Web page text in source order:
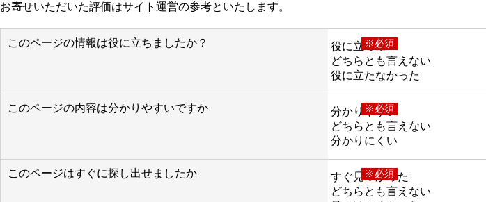
お寄せいただいた評価はサイト運営の参考といたします。
このページの情報は役に立ちましたか？ ※必須
役に立った
どちらとも言えない
役に立たなかった
このページの内容は分かりやすいですか ※必須
分かりやすい
どちらとも言えない
分かりにくい
このページはすぐに探し出せましたか ※必須
すぐ見つかった
どちらとも言えない